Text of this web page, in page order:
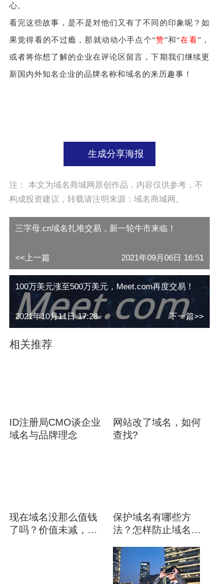
心。
看完这些故事，是不是对他们又有了不同的印象呢？如
果觉得看的不过瘾，那就动动小手点个“赞”和“在看”，
或者将你想了解的企业在评论区留言，下期我们继续更
新国内外知名企业的品牌名称和域名的来历趣事！
生成分享海报
注： 本文为域名商城网原创作品，内容仅供参考，不
构成投资建议，转载请注明来源：域名商城网。
三字母.cn域名扎堆交易，新一轮牛市来临！
<<上一篇 2021年09月06日 16:51
100万美元涨至500万美元，Meet.com再度交易！
2021年10月11日 17:28 下一篇>>
相关推荐
ID注册局CMO谈企业
域名与品牌理念
网站改了域名，如何
查找?
现在域名没那么值钱
了吗？价值未减，需
保护域名有哪些方
法？怎样防止域名被